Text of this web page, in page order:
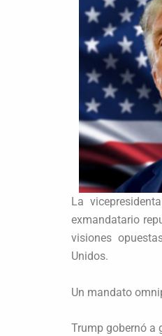
La
exmandatario
visiones
Unidos.
Un mandato
Trump gobernó a